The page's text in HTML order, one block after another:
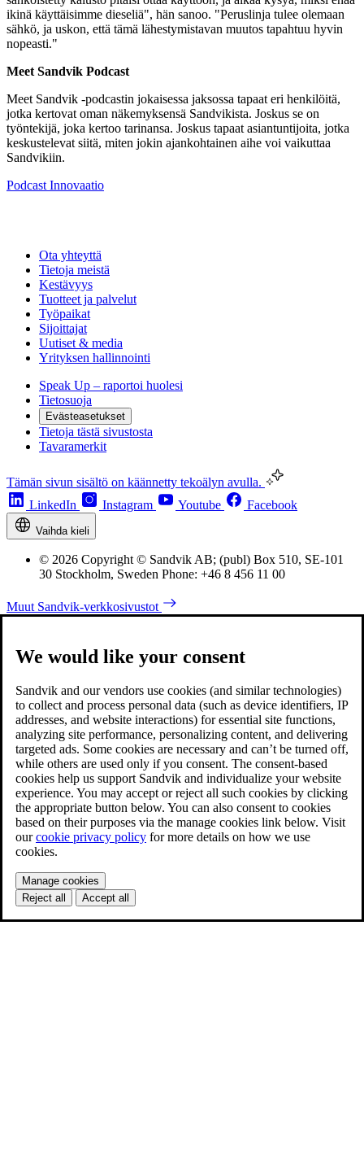
ikinä käyttäisimme dieseliä", hän sanoo. "Peruslinja tulee olemaan
sähkö, ja uskon, että tämä lähestymistavan muutos tapahtuu hyvin
nopeasti."
Meet Sandvik Podcast
Meet Sandvik -podcastin jokaisessa jaksossa tapaat eri henkilöitä,
jotka kertovat oman näkemyksensä Sandvikista. Joskus se on
työntekijä, joka kertoo tarinansa. Joskus tapaat asiantuntijoita, jotka
keskustelevat siitä, miten jokin ajankohtainen aihe voi vaikuttaa
Sandvikiin.
Podcast Innovaatio
Ota yhteyttä
Tietoja meistä
Kestävyys
Tuotteet ja palvelut
Työpaikat
Sijoittajat
Uutiset & media
Yrityksen hallinnointi
Speak Up – raportoi huolesi
Tietosuoja
Evästeasetukset
Tietoja tästä sivustosta
Tavaramerkit
Tämän sivun sisältö on käännetty tekoälyn avulla.
LinkedIn
Instagram Youtube Facebook
Vaihda kieli
© 2026 Copyright © Sandvik AB; (publ) Box 510, SE-101
30 Stockholm, Sweden Phone: +46 8 456 11 00
Muut Sandvik-verkkosivustot
We would like your consent
Sandvik and our vendors use cookies (and similar technologies)
to collect and process personal data (such as device identifiers, IP
addresses, and website interactions) for essential site functions,
analyzing site performance, personalizing content, and delivering
targeted ads. Some cookies are necessary and can’t be turned off,
while others are used only if you consent. The consent-based
cookies help us support Sandvik and individualize your website
experience. You may accept or reject all such cookies by clicking
the appropriate button below. You can also consent to cookies
based on their purposes via the manage cookies link below. Visit
ourcookie privacy policy for more details on how we use
cookies.
Manage cookies
Reject all
Accept all